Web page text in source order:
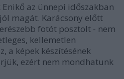
az ünnepi időszakban
magát. Karácsony előtt
fotót posztolt - nem
kellemetlen
a képek készítésének
ezért nem mondhatunk